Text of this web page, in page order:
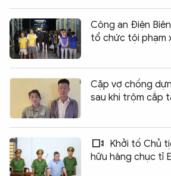
Công an Điện
tổ chức tội phạm
Cặp vợ chồng
sau khi trộm cắp
Khởi tố Chủ
hữu hàng chục tỉ